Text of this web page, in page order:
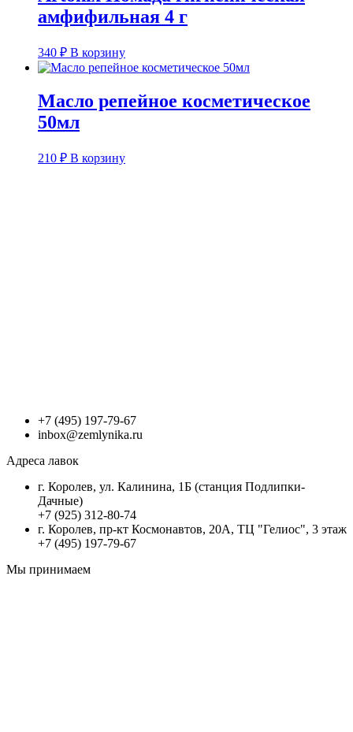
амфифильная 4 г
340 ₽ В корзину
Масло репейное косметическое
50мл
210 ₽ В корзину
+7 (495) 197-79-67
inbox@zemlynika.ru
Адреса лавок
г. Королев, ул. Калинина, 1Б (станция Подлипки-
Дачные)
+7 (925) 312-80-74
г. Королев, пр-кт Космонавтов, 20А, ТЦ "Гелиос", 3 этаж
+7 (495) 197-79-67
Мы принимаем